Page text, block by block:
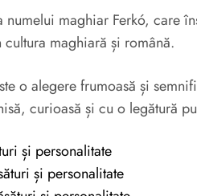
maghiar Ferkó, care
maghiară și română.
o alegere frumoasă și
curioasă și cu o legătură
și personalitate
și personalitate